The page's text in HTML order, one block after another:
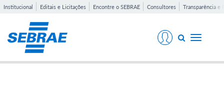
Institucional Editais e Licitações Encontre o SEBRAE Consultores Transparência e
Toggle